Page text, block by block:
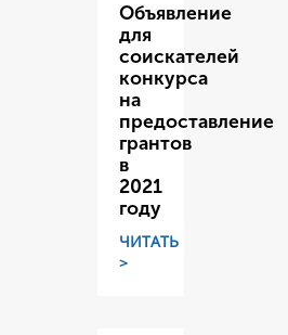
Объявление
для
соискателей
конкурса
на
предоставление
грантов
в
2021
году
ЧИТАТЬ
>